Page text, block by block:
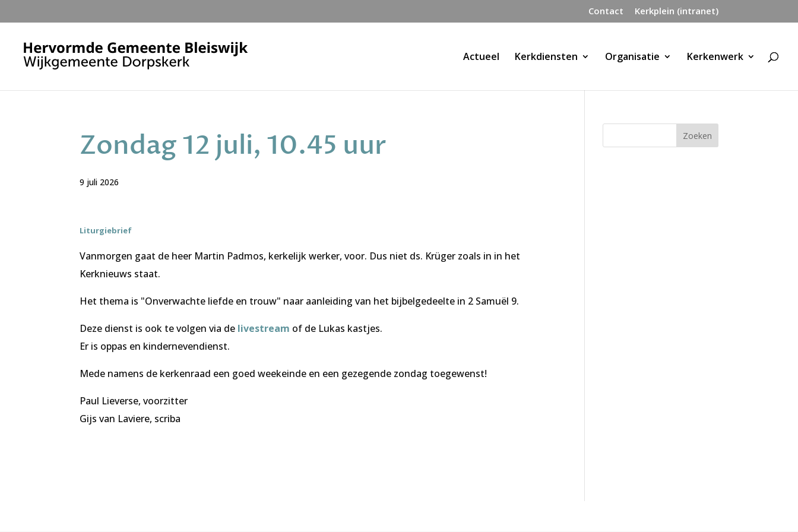
Contact Kerkplein (intranet)
Actueel Kerkdiensten Organisatie Kerkenwerk
Zondag 12 juli, 10.45 uur
9 juli 2026
Liturgiebrief
Vanmorgen gaat de heer Martin Padmos, kerkelijk werker, voor. Dus niet ds. Krüger zoals in in het
Kerknieuws staat.
Het thema is "Onverwachte liefde en trouw" naar aanleiding van het bijbelgedeelte in 2 Samuël 9.
Deze dienst is ook te volgen via de livestream of de Lukas kastjes.
Er is oppas en kindernevendienst.
Mede namens de kerkenraad een goed weekeinde en een gezegende zondag toegewenst!
Paul Lieverse, voorzitter
Gijs van Laviere, scriba